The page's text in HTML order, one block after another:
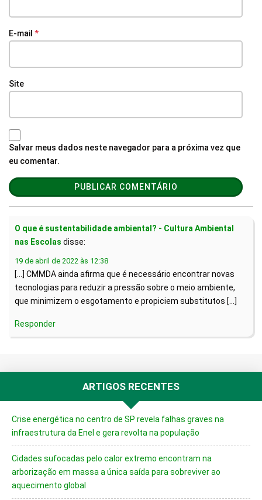
E-mail *
Site
Salvar meus dados neste navegador para a próxima vez que
eu comentar.
O que é sustentabilidade ambiental? - Cultura Ambiental
nas Escolas disse:
19 de abril de 2022 às 12:38
[…] CMMDA ainda afirma que é necessário encontrar novas
tecnologias para reduzir a pressão sobre o meio ambiente,
que minimizem o esgotamento e propiciem substitutos […]
Responder
ARTIGOS RECENTES
Crise energética no centro de SP revela falhas graves na
infraestrutura da Enel e gera revolta na população
Cidades sufocadas pelo calor extremo encontram na
arborização em massa a única saída para sobreviver ao
aquecimento global